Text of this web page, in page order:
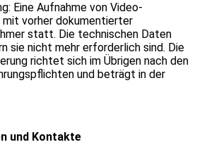
Eine Aufnahme von Video-
mit vorher dokumentierter
statt. Die technischen Daten
sie nicht mehr erforderlich sind. Die
richtet sich im Übrigen nach den
und beträgt in der
und Kontakte